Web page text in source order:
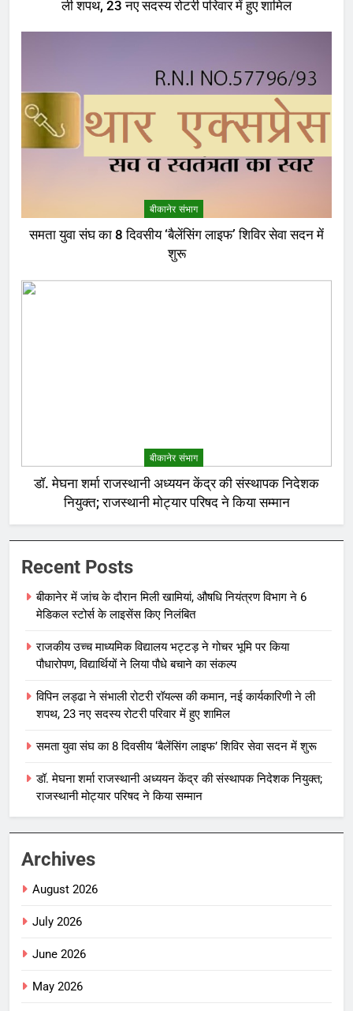
ली शपथ, 23 नए सदस्य रोटरी परिवार में हुए शामिल
बीकानेर संभाग
समता युवा संघ का 8 दिवसीय ‘बैलेंसिंग लाइफ’ शिविर सेवा सदन में
शुरू
बीकानेर संभाग
डॉ. मेघना शर्मा राजस्थानी अध्ययन केंद्र की संस्थापक निदेशक
नियुक्त; राजस्थानी मोट्यार परिषद ने किया सम्मान
Recent Posts
बीकानेर में जांच के दौरान मिली खामियां, औषधि नियंत्रण विभाग ने 6
मेडिकल स्टोर्स के लाइसेंस किए निलंबित
राजकीय उच्च माध्यमिक विद्यालय भट्टड़ ने गोचर भूमि पर किया
पौधारोपण, विद्यार्थियों ने लिया पौधे बचाने का संकल्प
विपिन लड्ढा ने संभाली रोटरी रॉयल्स की कमान, नई कार्यकारिणी ने ली
शपथ, 23 नए सदस्य रोटरी परिवार में हुए शामिल
समता युवा संघ का 8 दिवसीय ‘बैलेंसिंग लाइफ’ शिविर सेवा सदन में शुरू
डॉ. मेघना शर्मा राजस्थानी अध्ययन केंद्र की संस्थापक निदेशक नियुक्त;
राजस्थानी मोट्यार परिषद ने किया सम्मान
Archives
August 2026
July 2026
June 2026
May 2026